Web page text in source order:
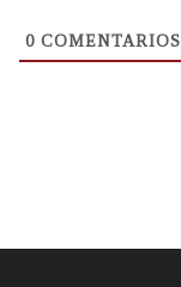
0 COMENTARIOS